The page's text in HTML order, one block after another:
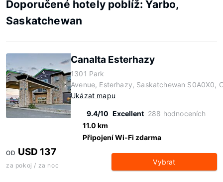
Doporučené hotely poblíž: Yarbo,
Saskatchewan
Canalta Esterhazy
1301 Park
Avenue, Esterhazy, Saskatchewan S0A0X0,
Ukázat mapu
9.4/10 Excellent 288 hodnoceních
11.0 km
Připojení Wi-Fi zdarma
OD USD 137
za pokoj / za noc Vybrat